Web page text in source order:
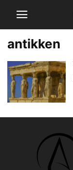
antikken